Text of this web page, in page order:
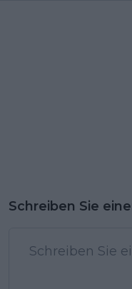
Schreiben Sie